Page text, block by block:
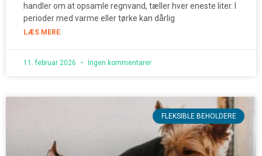
handler om at opsamle regnvand, tæller hver eneste liter. I
perioder med varme eller tørke kan dårlig
LÆS MERE
11. februar 2026 Ingen kommentarer
FLEKSIBLE BEHOLDERE